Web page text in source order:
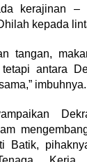
kerajinan –
kepada
tangan,
antara
imbuhnya.
Batik,